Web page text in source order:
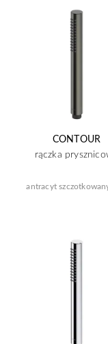
CONTOUR
rączka
antracyt